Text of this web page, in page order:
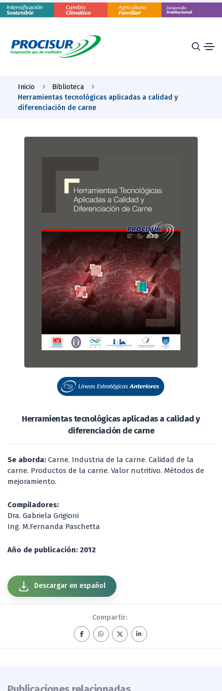
Inicio
Biblioteca
Herramientas tecnológicas aplicadas a calidad y
diferenciación de carne
Herramientas tecnológicas aplicadas a calidad y
diferenciación de carne
Se aborda: Carne. Industria de la carne. Calidad de la
carne. Productos de la carne. Valor nutritivo. Métodos de
mejoramiento.
Compiladores:
Dra. Gabriela Grigioni
Ing. M.Fernanda Paschetta
Año de publicación: 2012
Descargar en español
Compartir: